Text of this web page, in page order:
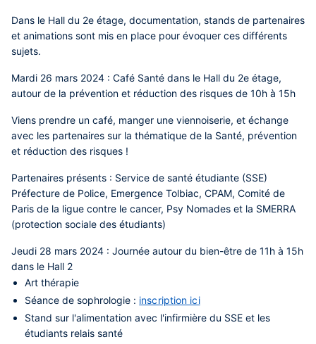
Dans le Hall du 2e étage, documentation, stands de partenaires
et animations sont mis en place pour évoquer ces différents
sujets.
Mardi 26 mars 2024 : Café Santé dans le Hall du 2e étage,
autour de la prévention et réduction des risques de 10h à 15h
Viens prendre un café, manger une viennoiserie, et échange
avec les partenaires sur la thématique de la Santé, prévention
et réduction des risques !
Partenaires présents : Service de santé étudiante (SSE)
Préfecture de Police, Emergence Tolbiac, CPAM, Comité de
Paris de la ligue contre le cancer, Psy Nomades et la SMERRA
(protection sociale des étudiants)
Jeudi 28 mars 2024 : Journée autour du bien-être de 11h à 15h
dans le Hall 2
Art thérapie
Séance de sophrologie : inscription ici
Stand sur l'alimentation avec l'infirmière du SSE et les
étudiants relais santé